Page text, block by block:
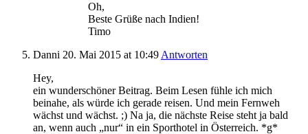
Oh,
Beste Grüße nach Indien!
Timo
Danni 20. Mai 2015 at 10:49 Antworten
Hey,
ein wunderschöner Beitrag. Beim Lesen fühle ich mich
beinahe, als würde ich gerade reisen. Und mein Fernweh
wächst und wächst. ;) Na ja, die nächste Reise steht ja bald
an, wenn auch „nur“ in ein Sporthotel in Österreich. *g*